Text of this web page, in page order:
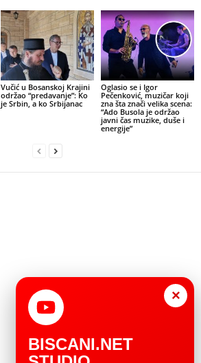
Vučić u Bosanskoj Krajini
održao “predavanje”: Ko
je Srbin, a ko Srbijanac
Oglasio se i Igor
Pečenković, muzičar koji
zna šta znači velika scena:
“Ado Busola je održao
javni čas muzike, duše i
energije”
×
BISCANI.NET